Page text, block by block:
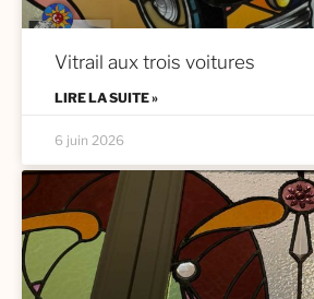
Vitrail aux trois voitures
LIRE LA SUITE »
6 juin 2026